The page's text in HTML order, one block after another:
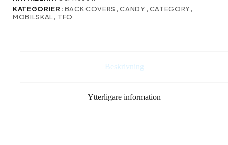
mängd
KATEGORIER: BACK COVERS ,CANDY , CATEGORY ,
MOBILSKAL , TFO
Beskrivning
Ytterligare information